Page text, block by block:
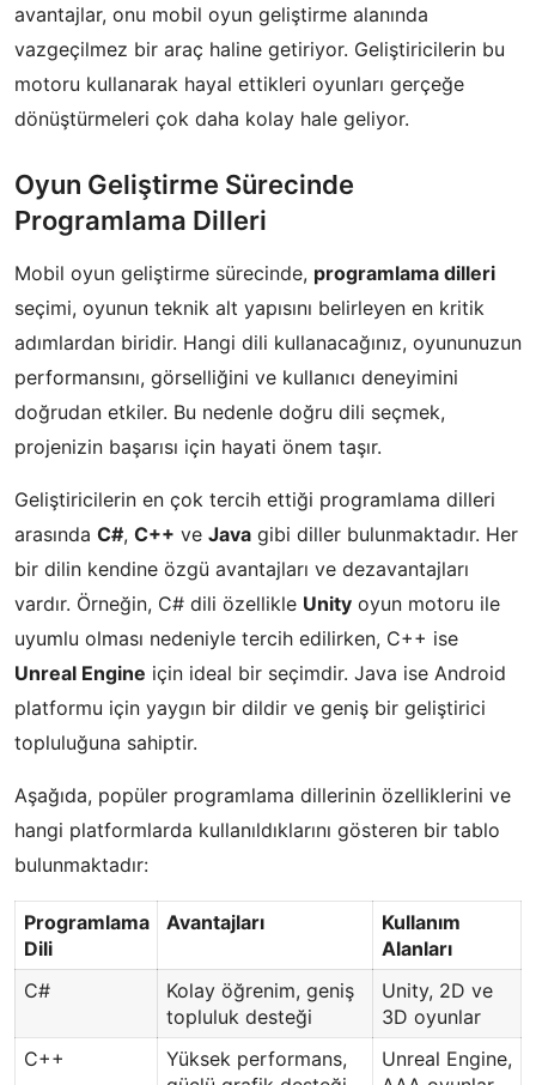
avantajlar, onu mobil oyun geliştirme alanında
vazgeçilmez bir araç haline getiriyor. Geliştiricilerin bu
motoru kullanarak hayal ettikleri oyunları gerçeğe
dönüştürmeleri çok daha kolay hale geliyor.
Oyun Geliştirme Sürecinde
Programlama Dilleri
Mobil oyun geliştirme sürecinde, programlama dilleri
seçimi, oyunun teknik alt yapısını belirleyen en kritik
adımlardan biridir. Hangi dili kullanacağınız, oyununuzun
performansını, görselliğini ve kullanıcı deneyimini
doğrudan etkiler. Bu nedenle doğru dili seçmek,
projenizin başarısı için hayati önem taşır.
Geliştiricilerin en çok tercih ettiği programlama dilleri
arasında C#, C++ ve Java gibi diller bulunmaktadır. Her
bir dilin kendine özgü avantajları ve dezavantajları
vardır. Örneğin, C# dili özellikle Unity oyun motoru ile
uyumlu olması nedeniyle tercih edilirken, C++ ise
Unreal Engine için ideal bir seçimdir. Java ise Android
platformu için yaygın bir dildir ve geniş bir geliştirici
topluluğuna sahiptir.
Aşağıda, popüler programlama dillerinin özelliklerini ve
hangi platformlarda kullanıldıklarını gösteren bir tablo
bulunmaktadır:
Programlama
Dili
Avantajları
Kullanım
Alanları
C#
Kolay öğrenim, geniş
topluluk desteği
Unity, 2D ve
3D oyunlar
C++
Yüksek performans,
Unreal Engine,